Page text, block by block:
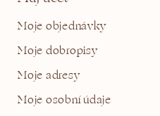
Moje objednávky
Moje dobropisy
Moje adresy
Moje osobní údaje